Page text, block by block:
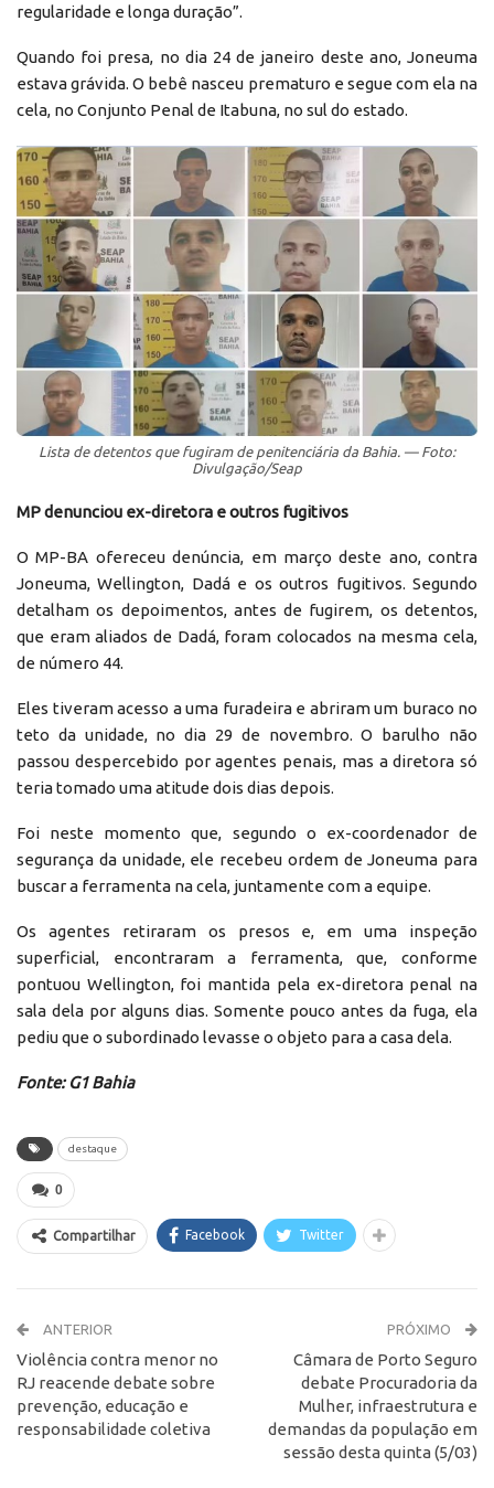
regularidade e longa duração”.
Quando foi presa, no dia 24 de janeiro deste ano, Joneuma
estava grávida. O bebê nasceu prematuro e segue com ela na
cela, no Conjunto Penal de Itabuna, no sul do estado.
Lista de detentos que fugiram de penitenciária da Bahia. — Foto:
Divulgação/Seap
MP denunciou ex-diretora e outros fugitivos
O MP-BA ofereceu denúncia, em março deste ano, contra
Joneuma, Wellington, Dadá e os outros fugitivos. Segundo
detalham os depoimentos, antes de fugirem, os detentos,
que eram aliados de Dadá, foram colocados na mesma cela,
de número 44.
Eles tiveram acesso a uma furadeira e abriram um buraco no
teto da unidade, no dia 29 de novembro. O barulho não
passou despercebido por agentes penais, mas a diretora só
teria tomado uma atitude dois dias depois.
Foi neste momento que, segundo o ex-coordenador de
segurança da unidade, ele recebeu ordem de Joneuma para
buscar a ferramenta na cela, juntamente com a equipe.
Os agentes retiraram os presos e, em uma inspeção
superficial, encontraram a ferramenta, que, conforme
pontuou Wellington, foi mantida pela ex-diretora penal na
sala dela por alguns dias. Somente pouco antes da fuga, ela
pediu que o subordinado levasse o objeto para a casa dela.
Fonte: G1 Bahia
destaque
0
Compartilhar Facebook Twitter
ANTERIOR
Violência contra menor no
RJ reacende debate sobre
prevenção, educação e
responsabilidade coletiva
PRÓXIMO
Câmara de Porto Seguro
debate Procuradoria da
Mulher, infraestrutura e
demandas da população em
sessão desta quinta (5/03)